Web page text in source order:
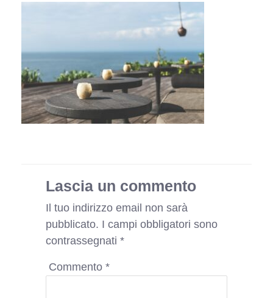
Lascia un commento
Il tuo indirizzo email non sarà
pubblicato. I campi obbligatori sono
contrassegnati *
Commento *